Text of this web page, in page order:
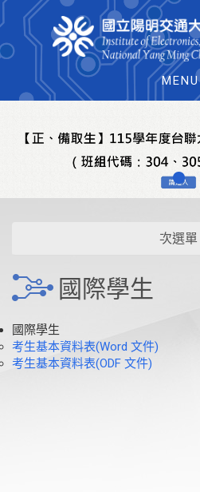
MENU
次選單
國際學生
國際學生
考生基本資料表(Word 文件)
考生基本資料表(ODF 文件)